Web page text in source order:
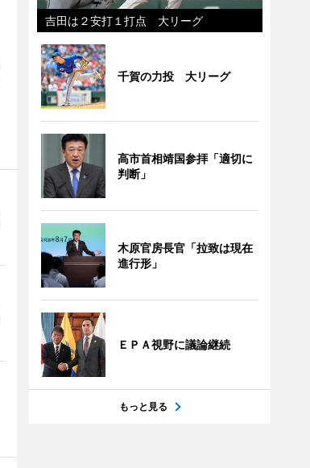
吉田は２安打１打点 大リーグ
千賀の力投 大リーグ
高市首相靖国参拝「適切に
判断」
木原官房長官「拉致は現在
進行形」
ＥＰＡ視野に議論継続
もっと見る